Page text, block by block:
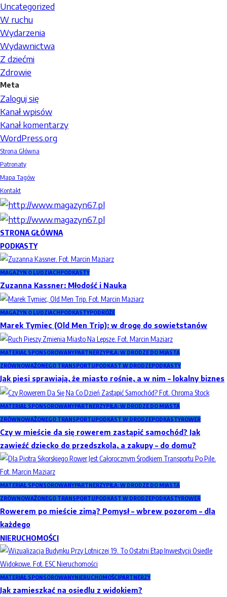
Uncategorized
W ruchu
Wydarzenia
Wydawnictwa
Z dziećmi
Zdrowie
Meta
Zaloguj się
Kanał wpisów
Kanał komentarzy
WordPress.org
Strona Główna
Patronaty
Mapa Tagów
Kontakt
STRONA GŁÓWNA
PODKASTY
MAGAZYN O LUDZIACHPODKASTY
Zuzanna Kassner: Młodość i Nauka
MAGAZYN O LUDZIACHPODKASTYPODRÓŻE
Marek Tymiec (Old Men Trip): w drogę do sowietstanów
MATERIAŁ SPONSOROWANYPARTNERZYPIŁA: W DRODZE DO MIASTA
ZRÓWNOWAŻONEGO TRANSPORTUPODKAST W DRODZEPODKASTY
Jak piesi sprawiają, że miasto rośnie, a w nim – lokalny biznes
MATERIAŁ SPONSOROWANYPARTNERZYPIŁA: W DRODZE DO MIASTA
ZRÓWNOWAŻONEGO TRANSPORTUPODKAST W DRODZEPODKASTYROWER
Czy w mieście da się rowerem zastąpić samochód? Jak
zawieźć dziecko do przedszkola, a zakupy – do domu?
MATERIAŁ SPONSOROWANYPARTNERZYPIŁA: W DRODZE DO MIASTA
ZRÓWNOWAŻONEGO TRANSPORTUPODKAST W DRODZEPODKASTYROWER
Rowerem po mieście zimą? Pomysł – wbrew pozorom – dla
każdego
NIERUCHOMOŚCI
MATERIAŁ SPONSOROWANYNIERUCHOMOŚCIPARTNERZY
Jak zamieszkać na osiedlu z widokiem?